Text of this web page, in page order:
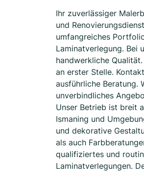
Ihr zuverlässiger
und
umfangreiches
Laminatverlegung. Bei
handwerkliche
an erster Stelle.
ausführliche Beratung.
unverbindliches
Unser Betrieb ist breit
Ismaning und
und dekorative
als auch
qualifiziertes und
Laminatverlegungen.